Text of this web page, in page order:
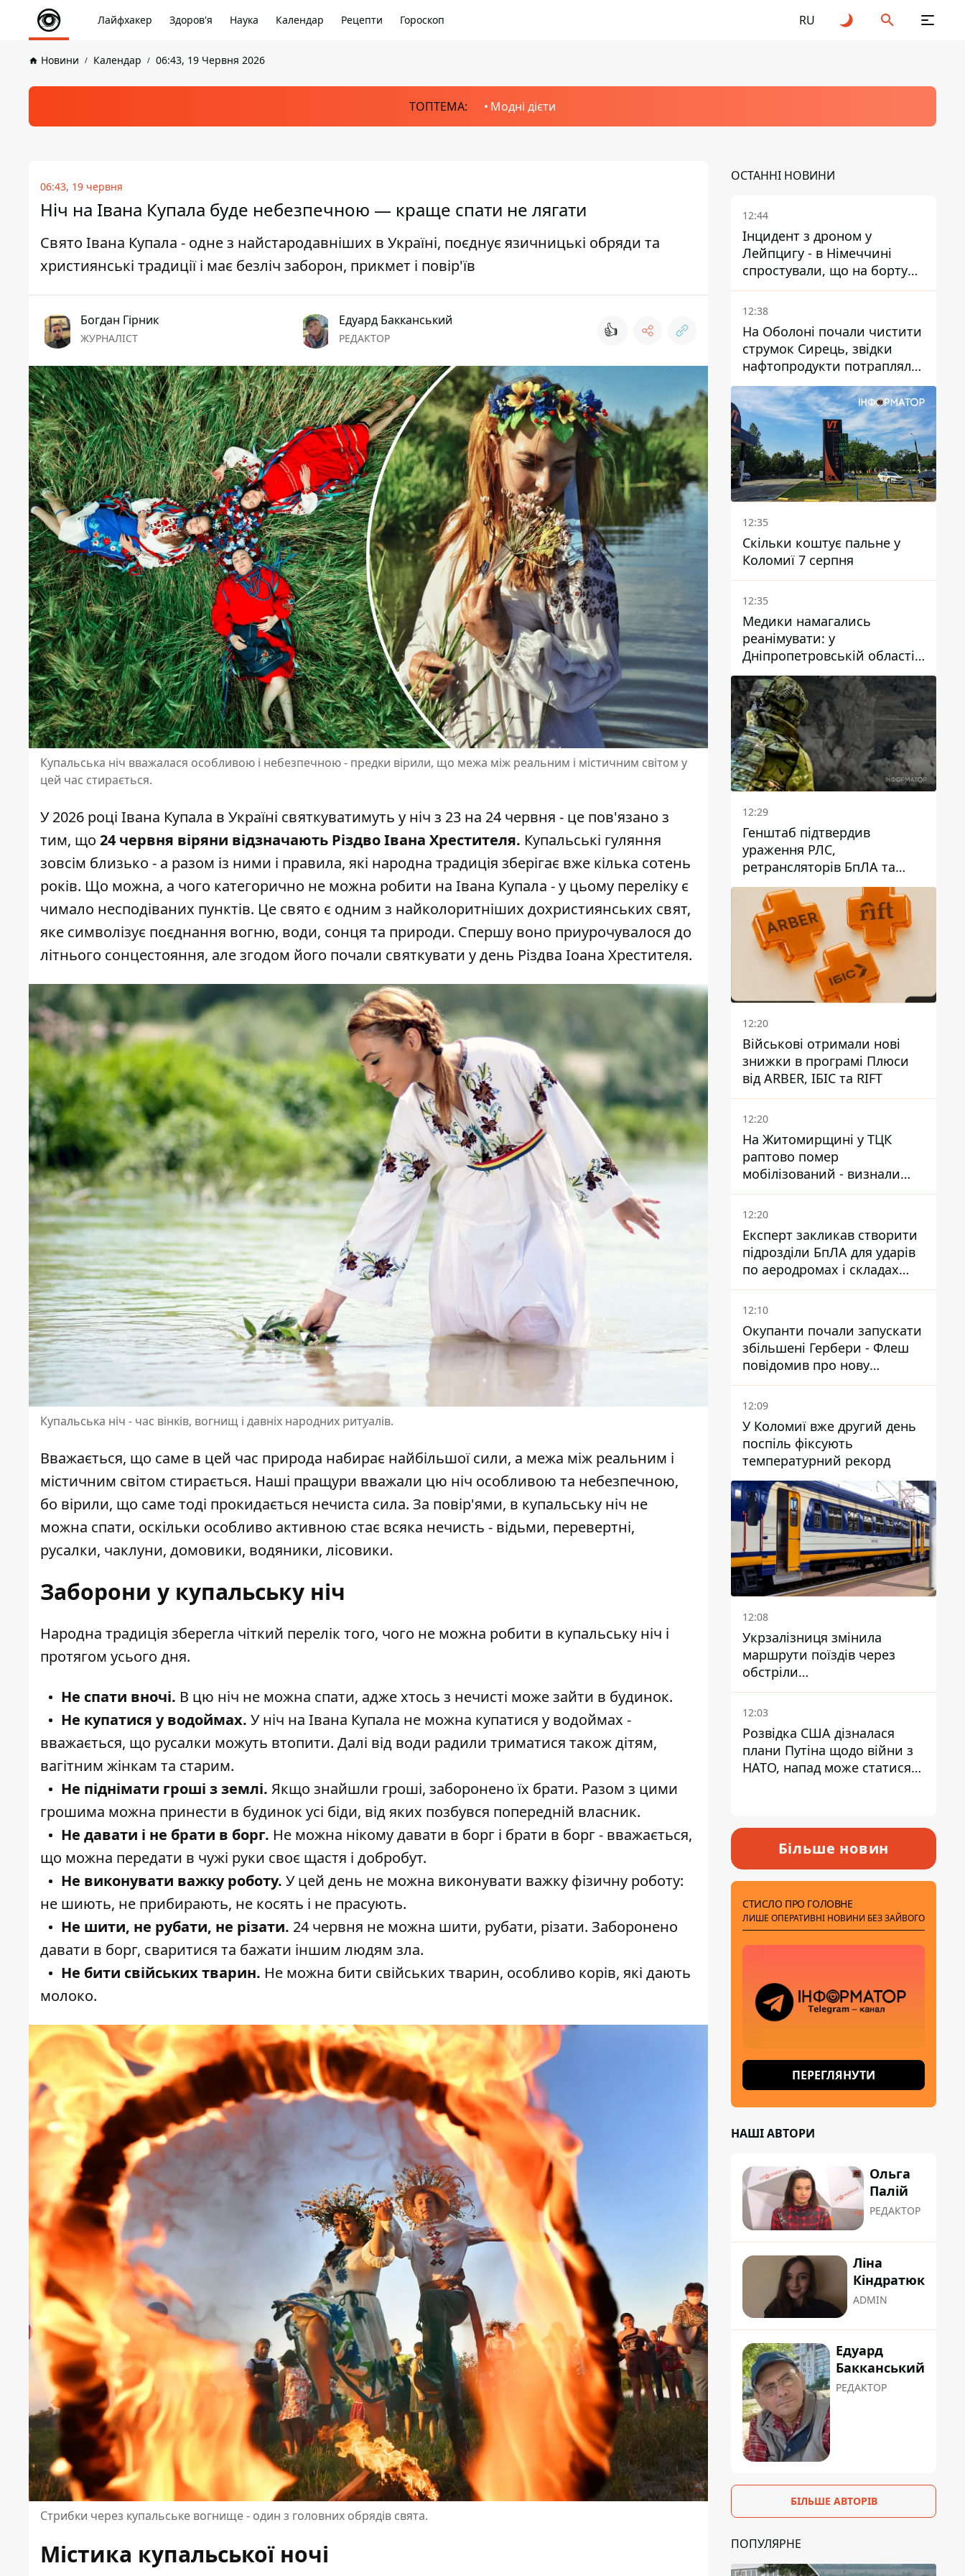
Лайфхакер Здоров'я Наука Календар Рецепти Гороскоп RU
Новини Календар 06:43, 19 Червня 2026
ТОПТЕМА: Модні дієти
06:43, 19 червня
Ніч на Івана Купала буде небезпечною — краще спати не лягати
Свято Івана Купала - одне з найстародавніших в Україні, поєднує язичницькі обряди та
християнські традиції і має безліч заборон, прикмет і повір'їв
Богдан Гірник
ЖУРНАЛІСТ
Едуард Бакканський
РЕДАКТОР 👍
Купальська ніч вважалася особливою і небезпечною - предки вірили, що межа між реальним і містичним світом у
цей час стирається.
У 2026 році Івана Купала в Україні святкуватимуть у ніч з 23 на 24 червня - це пов'язано з
тим, що 24 червня віряни відзначають Різдво Івана Хрестителя. Купальські гуляння
зовсім близько - а разом із ними і правила, які народна традиція зберігає вже кілька сотень
років. Що можна, а чого категорично не можна робити на Івана Купала - у цьому переліку є
чимало несподіваних пунктів. Це свято є одним з найколоритніших дохристиянських свят,
яке символізує поєднання вогню, води, сонця та природи. Спершу воно приурочувалося до
літнього сонцестояння, але згодом його почали святкувати у день Різдва Іоана Хрестителя.
Купальська ніч - час вінків, вогнищ і давніх народних ритуалів.
Вважається, що саме в цей час природа набирає найбільшої сили, а межа між реальним і
містичним світом стирається. Наші пращури вважали цю ніч особливою та небезпечною,
бо вірили, що саме тоді прокидається нечиста сила. За повір'ями, в купальську ніч не
можна спати, оскільки особливо активною стає всяка нечисть - відьми, перевертні,
русалки, чаклуни, домовики, водяники, лісовики.
Заборони у купальську ніч
Народна традиція зберегла чіткий перелік того, чого не можна робити в купальську ніч і
протягом усього дня.
Не спати вночі. В цю ніч не можна спати, адже хтось з нечисті може зайти в будинок.
Не купатися у водоймах. У ніч на Івана Купала не можна купатися у водоймах -
вважається, що русалки можуть втопити. Далі від води радили триматися також дітям,
вагітним жінкам та старим.
Не піднімати гроші з землі. Якщо знайшли гроші, заборонено їх брати. Разом з цими
грошима можна принести в будинок усі біди, від яких позбувся попередній власник.
Не давати і не брати в борг. Не можна нікому давати в борг і брати в борг - вважається,
що можна передати в чужі руки своє щастя і добробут.
Не виконувати важку роботу. У цей день не можна виконувати важку фізичну роботу:
не шиють, не прибирають, не косять і не прасують.
Не шити, не рубати, не різати. 24 червня не можна шити, рубати, різати. Заборонено
давати в борг, сваритися та бажати іншим людям зла.
Не бити свійських тварин. Не можна бити свійських тварин, особливо корів, які дають
молоко.
Стрибки через купальське вогнище - один з головних обрядів свята.
Містика купальської ночі
ОСТАННІ НОВИНИ
12:44
Інцидент з дроном у
Лейпцигу - в Німеччині
спростували, що на борту
українського літака були
зброя та боєприпаси
12:38
На Оболоні почали чистити
струмок Сирець, звідки
нафтопродукти потрапляли
до озер
12:35
Скільки коштує пальне у
Коломиї 7 серпня
12:35
Медики намагались
реанімувати: у
Дніпропетровській області
дворічний хлопчик потонув
у басейні
12:29
Генштаб підтвердив
ураження РЛС,
ретрансляторів БпЛА та
інших військових об'єктів
РФ у Криму й на півдні
12:20
Військові отримали нові
знижки в програмі Плюси
від ARBER, ІБІС та RIFT
12:20
На Житомирщині у ТЦК
раптово помер
мобілізований - визнали
придатним і одразу ж
зупинилося серце
12:20
Експерт закликав створити
підрозділи БпЛА для ударів
по аеродромах і складах
КАБів ворога
12:10
Окупанти почали запускати
збільшені Гербери - Флеш
повідомив про нову
модифікацію дрона
12:09
У Коломиї вже другий день
поспіль фіксують
температурний рекорд
12:08
Укрзалізниця змінила
маршрути поїздів через
обстріли
Дніпропетровщини,
Харківщини й Запоріжжя
12:03
Розвідка США дізналася
плани Путіна щодо війни з
НАТО, напад може статися
Більше новин
СТИСЛО ПРО ГОЛОВНЕ
ЛИШЕ ОПЕРАТИВНІ НОВИНИ БЕЗ ЗАЙВОГО
ПЕРЕГЛЯНУТИ
НАШІ АВТОРИ
Ольга
Палій
РЕДАКТОР
Ліна
Кіндратюк
ADMIN
Едуард
Бакканський
РЕДАКТОР
БІЛЬШЕ АВТОРІВ
ПОПУЛЯРНЕ